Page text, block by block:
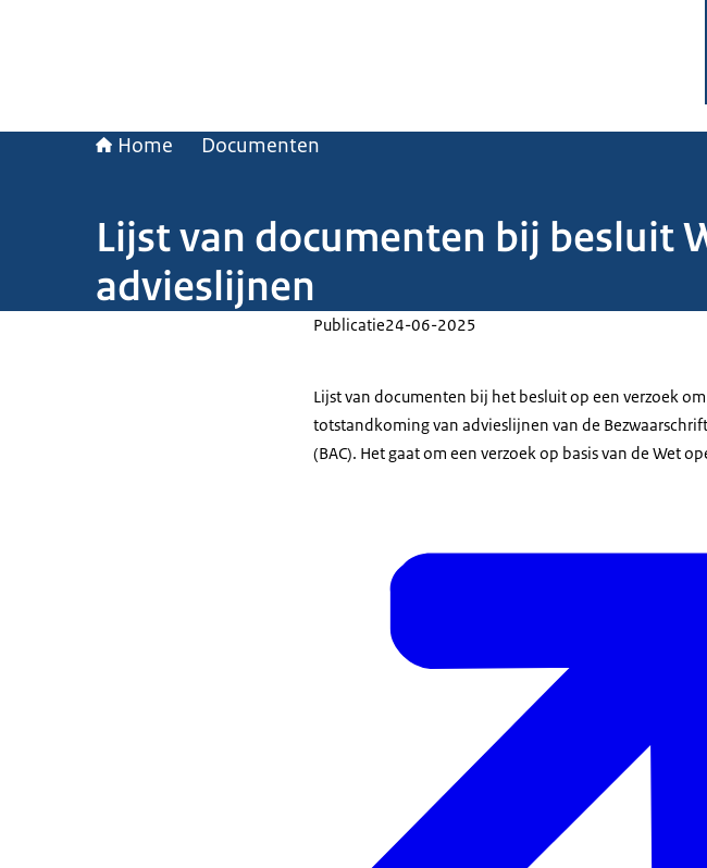
Home Documenten
Lijst van documenten bij besluit
advieslijnen
Publicatie24-06-2025
Lijst van documenten bij het besluit op een verzoek
totstandkoming van advieslijnen van de
(BAC). Het gaat om een verzoek op basis van de Wet